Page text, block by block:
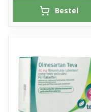
Bestel